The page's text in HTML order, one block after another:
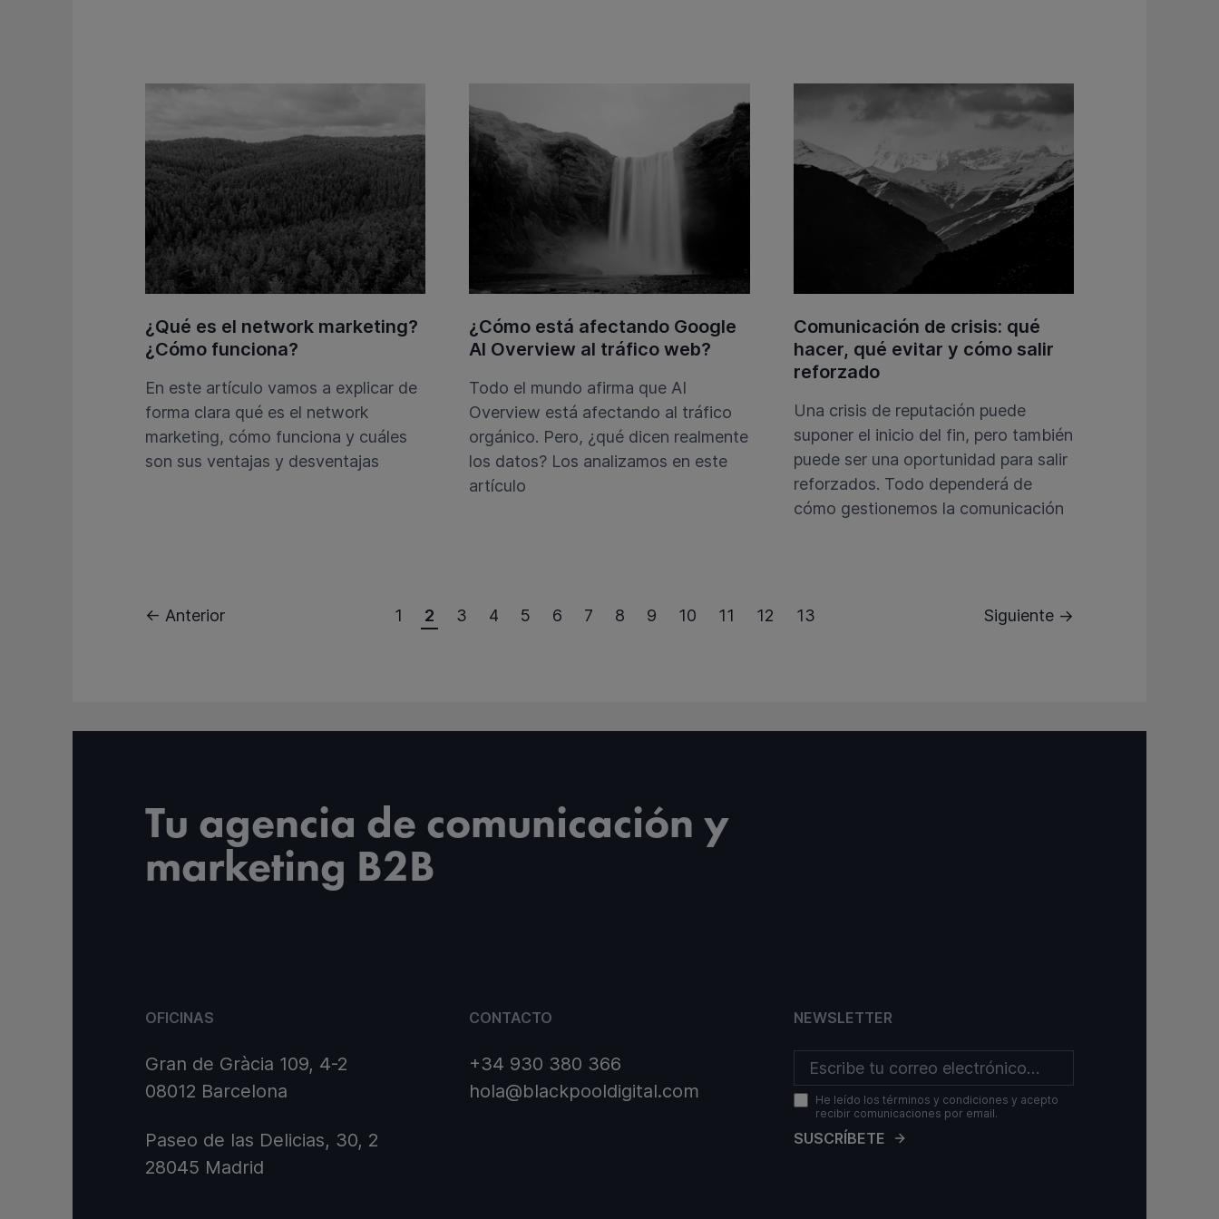
¿Qué es el network marketing?
¿Cómo funciona?
En este artículo vamos a explicar de
forma clara qué es el network
marketing, cómo funciona y cuáles
son sus ventajas y desventajas
¿Cómo está afectando Google
AI Overview al tráfico web?
Todo el mundo afirma que AI
Overview está afectando al tráfico
orgánico. Pero, ¿qué dicen realmente
los datos? Los analizamos en este
artículo
Comunicación de crisis: qué
hacer, qué evitar y cómo salir
reforzado
Una crisis de reputación puede
suponer el inicio del fin, pero también
puede ser una oportunidad para salir
reforzados. Todo dependerá de
cómo gestionemos la comunicación
← Anterior 1 2 3 4 5 6 7 8 9 10 11 12 13 Siguiente →
Tu agencia de comunicación y
marketing B2B
OFICINAS
Gran de Gràcia 109, 4-2
08012 Barcelona
Paseo de las Delicias, 30, 2
28045 Madrid
CONTACTO
+34 930 380 366
hola@blackpooldigital.com
NEWSLETTER
He leído los términos y condiciones y acepto
recibir comunicaciones por email.
SUSCRÍBETE